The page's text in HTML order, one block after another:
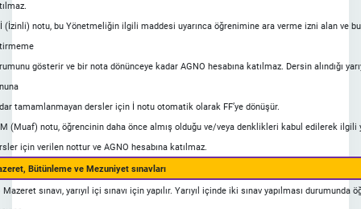
(İzinli) notu, bu Yönetmeliğin ilgili maddesi uyarınca öğrenimine ara verme izni alan ve
gösterir ve bir nota dönünceye kadar AGNO hesabına katılmaz. Dersin alındığı
tamamlanmayan dersler için İ notu otomatik olarak FF’ye dönüşür.
(Muaf) notu, öğrencinin daha önce almış olduğu ve/veya denklikleri kabul edilerek
için verilen nottur ve AGNO hesabına katılmaz.
Bütünleme ve Mezuniyet sınavları
Mazeret sınavı, yarıyıl içi sınavı için yapılır. Yarıyıl içinde iki sınav yapılması